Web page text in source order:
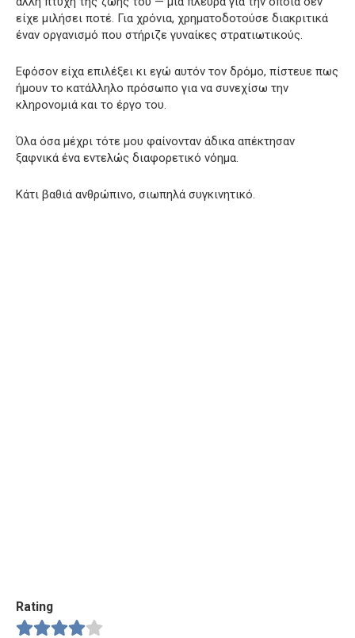
είχε μιλήσει ποτέ. Για χρόνια, χρηματοδοτούσε διακριτικά
έναν οργανισμό που στήριζε γυναίκες στρατιωτικούς.
Εφόσον είχα επιλέξει κι εγώ αυτόν τον δρόμο, πίστευε πως
ήμουν το κατάλληλο πρόσωπο για να συνεχίσω την
κληρονομιά και το έργο του.
Όλα όσα μέχρι τότε μου φαίνονταν άδικα απέκτησαν
ξαφνικά ένα εντελώς διαφορετικό νόημα.
Κάτι βαθιά ανθρώπινο, σιωπηλά συγκινητικό.
Rating